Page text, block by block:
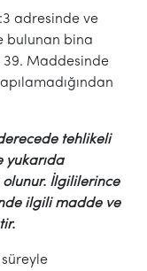
adresinde ve
bulunan bina
39. Maddesinde
tehlikeli
yukarıda
İlgililerince
ilgili madde ve